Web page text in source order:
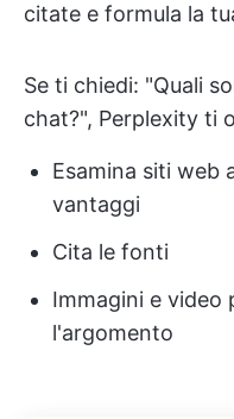
citate e formula la
Se ti chiedi: "Quali
chat?", Perplexity ti
Esamina siti web
vantaggi
Cita le fonti
Immagini e video
l'argomento